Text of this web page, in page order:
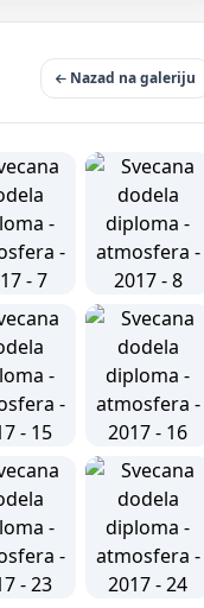
Nazad na galeriju